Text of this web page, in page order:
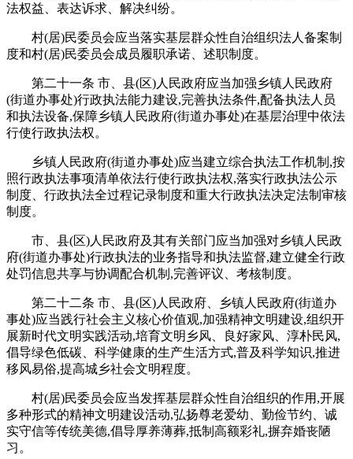
法权益、表达诉求、解决纠纷。
村(居)民委员会应当落实基层群众性自治组织法人备案制
度和村(居)民委员会成员履职承诺、述职制度。
第二十一条 市、县(区)人民政府应当加强乡镇人民政府
(街道办事处)行政执法能力建设,完善执法条件,配备执法人员
和执法设备,保障乡镇人民政府(街道办事处)在基层治理中依法
行使行政执法权。
乡镇人民政府(街道办事处)应当建立综合执法工作机制,按
照行政执法事项清单依法行使行政执法权,落实行政执法公示
制度、行政执法全过程记录制度和重大行政执法决定法制审核
制度。
市、县(区)人民政府及其有关部门应当加强对乡镇人民政
府(街道办事处)行政执法的业务指导和执法监督,建立健全行政
处罚信息共享与协调配合机制,完善评议、考核制度。
第二十二条 市、县(区)人民政府、乡镇人民政府(街道办
事处)应当践行社会主义核心价值观,加强精神文明建设,组织开
展新时代文明实践活动,培育文明乡风、良好家风、淳朴民风,
倡导绿色低碳、科学健康的生产生活方式,普及科学知识,推进
移风易俗,提高城乡社会文明程度。
村(居)民委员会应当发挥基层群众性自治组织的作用,开展
多种形式的精神文明建设活动,弘扬尊老爱幼、勤俭节约、诚
实守信等传统美德,倡导厚养薄葬,抵制高额彩礼,摒弃婚丧陋
习。